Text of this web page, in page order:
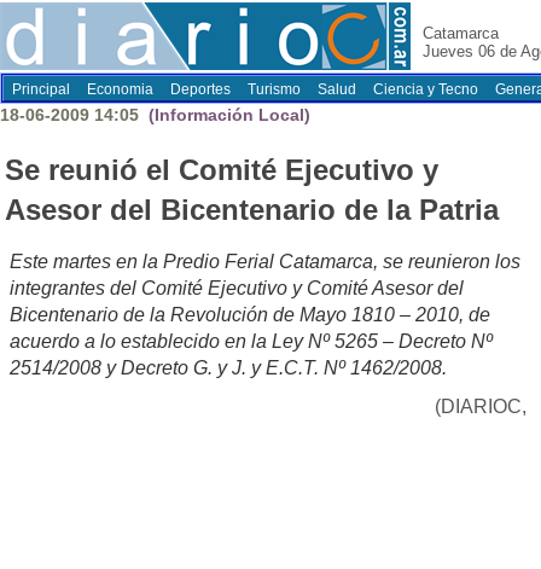
Catamarca
Jueves 06 de
Principal Economia Deportes Turismo Salud Ciencia y Tecno
18-06-2009 14:05 (Información Local)
Se reunió el Comité Ejecutivo y
Asesor del Bicentenario de la Patria
Este martes en la Predio Ferial Catamarca, se reunieron los
integrantes del Comité Ejecutivo y Comité Asesor del
Bicentenario de la Revolución de Mayo 1810 – 2010, de
acuerdo a lo establecido en la Ley Nº 5265 – Decreto Nº
2514/2008 y Decreto G. y J. y E.C.T. Nº 1462/2008.
(DIARIOC,